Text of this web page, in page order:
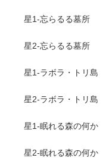
星1-忘らるる墓所
星2-忘らるる墓所
星1-ラボラ・トリ島
星2-ラボラ・トリ島
星1-眠れる森の何か
星2-眠れる森の何か